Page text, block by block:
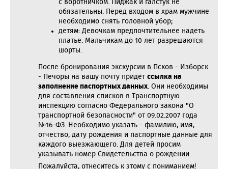
с воротничком. Пиджак и галстук не
обязательны. Перед входом в храм мужчине
необходимо снять головной убор;
детям: Девочкам предпочтительнее надеть
платье. Мальчикам до 10 лет разрешаются
шорты.
После бронирования экскурсии в Псков - Изборск
- Печоры на вашу почту придёт ссылка на
заполнение паспортных данных. Они необходимы
для составления списков в Транспортную
инспекцию согласно Федерального закона "О
транспортной безопасности" от 09.02.2007 года
№16-ФЗ. Необходимо указать - фамилию, имя,
отчество, дату рождения и паспортные данные для
каждого выезжающего. Для детей просим
указывать номер Свидетельства о рождении.
Пожалуйста, отнеситесь к этому с пониманием!